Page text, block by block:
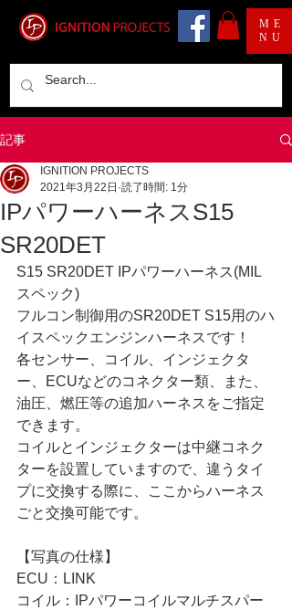
ME
NU
記事
IPパワーハーネスS15
SR20DET
IGNITION PROJECTS
2021年3月22日 読了時間: 1分
S15 SR20DET IPパワーハーネス(MIL
スペック)
フルコン制御用のSR20DET S15用のハ
イスペックエンジンハーネスです！
各センサー、コイル、インジェクタ
ー、ECUなどのコネクター類、また、
油圧、燃圧等の追加ハーネスをご指定
できます。
コイルとインジェクターは中継コネク
ターを設置していますので、違うタイ
プに交換する際に、ここからハーネス
ごと交換可能です。
【写真の仕様】
ECU：LINK
コイル：IPパワーコイルマルチスパー